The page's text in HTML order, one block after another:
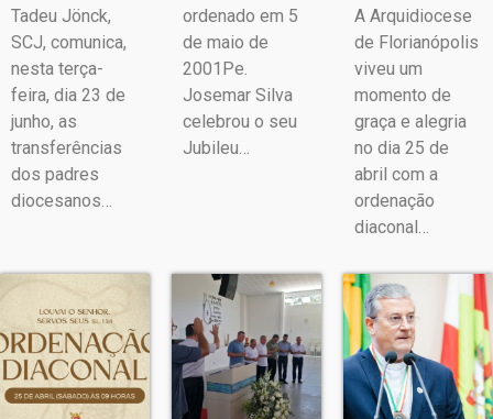
Tadeu Jönck,
SCJ, comunica,
nesta terça-
feira, dia 23 de
junho, as
transferências
dos padres
diocesanos…
ordenado em 5
de maio de
2001Pe.
Josemar Silva
celebrou o seu
Jubileu…
A Arquidiocese
de Florianópolis
viveu um
momento de
graça e alegria
no dia 25 de
abril com a
ordenação
diaconal…